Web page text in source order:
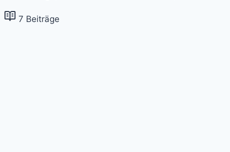
7 Beiträge